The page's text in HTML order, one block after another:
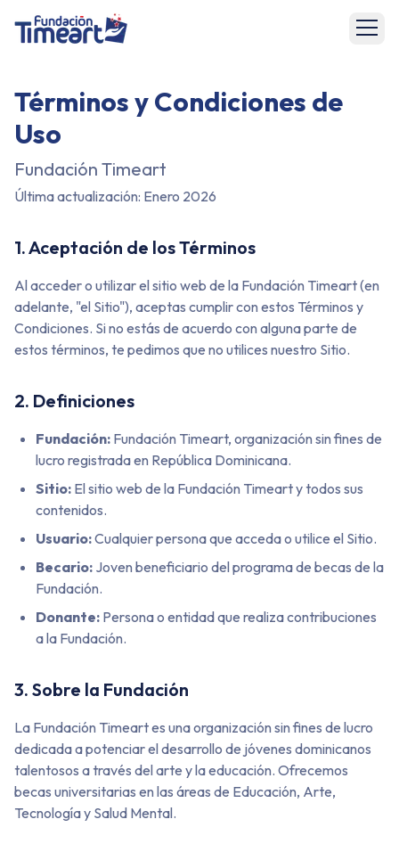
Términos y Condiciones de
Uso
Fundación Timeart
Última actualización: Enero 2026
1. Aceptación de los Términos
Al acceder o utilizar el sitio web de la Fundación Timeart (en
adelante, "el Sitio"), aceptas cumplir con estos Términos y
Condiciones. Si no estás de acuerdo con alguna parte de
estos términos, te pedimos que no utilices nuestro Sitio.
2. Definiciones
Fundación: Fundación Timeart, organización sin fines de
lucro registrada en República Dominicana.
Sitio: El sitio web de la Fundación Timeart y todos sus
contenidos.
Usuario:Cualquier persona que acceda o utilice el Sitio.
Becario: Joven beneficiario del programa de becas de la
Fundación.
Donante: Persona o entidad que realiza contribuciones
a la Fundación.
3. Sobre la Fundación
La Fundación Timeart es una organización sin fines de lucro
dedicada a potenciar el desarrollo de jóvenes dominicanos
talentosos a través del arte y la educación. Ofrecemos
becas universitarias en las áreas de Educación, Arte,
Tecnología y Salud Mental.